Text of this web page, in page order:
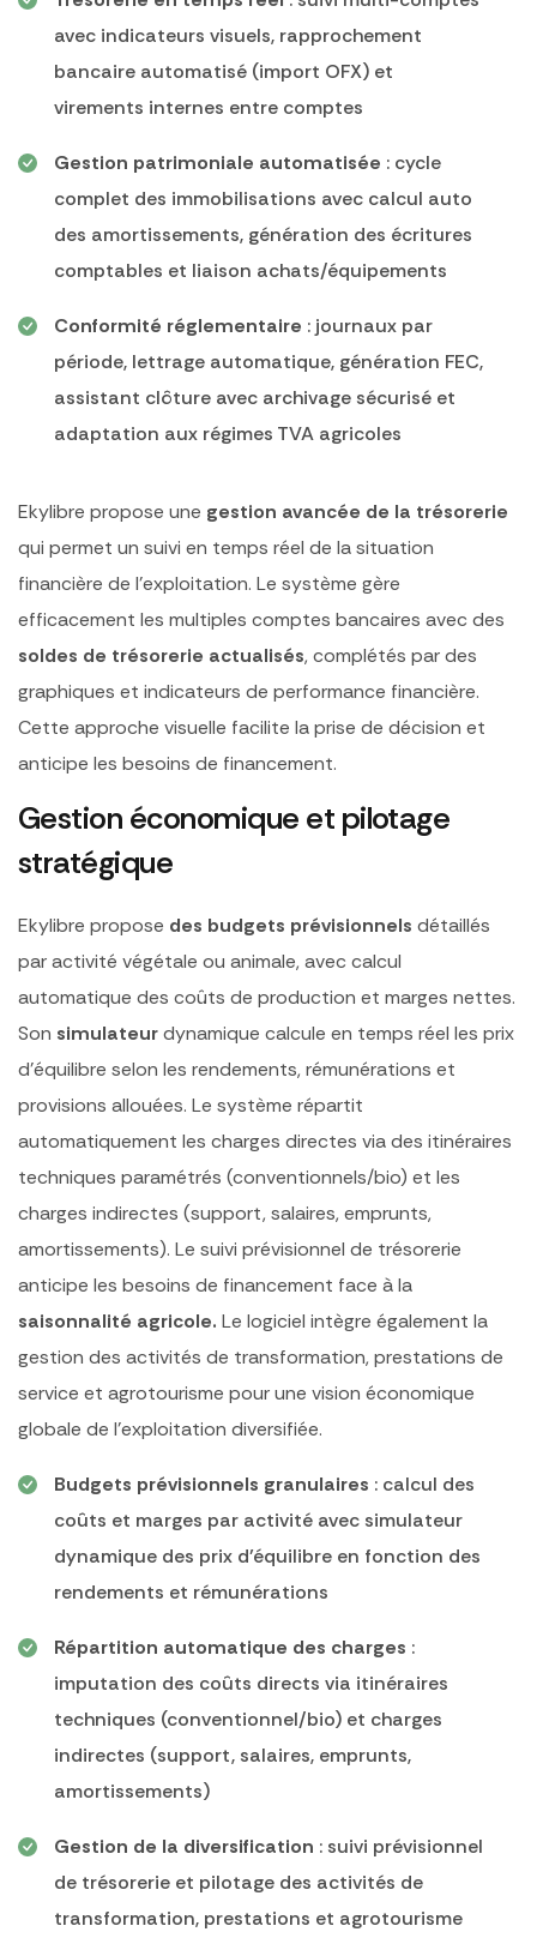
avec indicateurs visuels, rapprochement
bancaire automatisé (import OFX) et
virements internes entre comptes
Gestion patrimoniale automatisée : cycle
complet des immobilisations avec calcul auto
des amortissements, génération des écritures
comptables et liaison achats/équipements
Conformité réglementaire : journaux par
période, lettrage automatique, génération FEC,
assistant clôture avec archivage sécurisé et
adaptation aux régimes TVA agricoles
Ekylibre propose une gestion avancée de la trésorerie
qui permet un suivi en temps réel de la situation
financière de l’exploitation. Le système gère
efficacement les multiples comptes bancaires avec des
soldes de trésorerie actualisés, complétés par des
graphiques et indicateurs de performance financière.
Cette approche visuelle facilite la prise de décision et
anticipe les besoins de financement.
Gestion économique et pilotage
stratégique
Ekylibre propose des budgets prévisionnels détaillés
par activité végétale ou animale, avec calcul
automatique des coûts de production et marges nettes.
Son simulateurdynamique calcule en temps réel les prix
d’équilibre selon les rendements, rémunérations et
provisions allouées. Le système répartit
automatiquement les charges directes via des itinéraires
techniques paramétrés (conventionnels/bio) et les
charges indirectes (support, salaires, emprunts,
amortissements). Le suivi prévisionnel de trésorerie
anticipe les besoins de financement face à la
saisonnalité agricole. Le logiciel intègre également la
gestion des activités de transformation, prestations de
service et agrotourisme pour une vision économique
globale de l’exploitation diversifiée.
Budgets prévisionnels granulaires : calcul des
coûts et marges par activité avec simulateur
dynamique des prix d’équilibre en fonction des
rendements et rémunérations
Répartition automatique des charges :
imputation des coûts directs via itinéraires
techniques (conventionnel/bio) et charges
indirectes (support, salaires, emprunts,
amortissements)
Gestion de la diversification : suivi prévisionnel
de trésorerie et pilotage des activités de
transformation, prestations et agrotourisme